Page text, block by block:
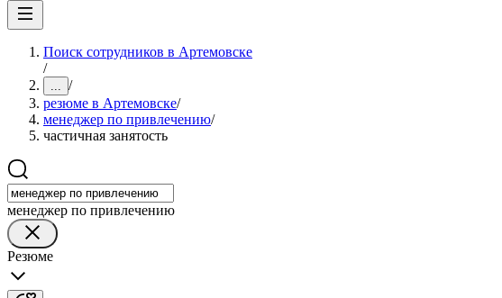
Поиск сотрудников в Артемовске
/
... /
резюме в Артемовске/
менеджер по привлечению/
частичная занятость
менеджер по привлечению
Резюме